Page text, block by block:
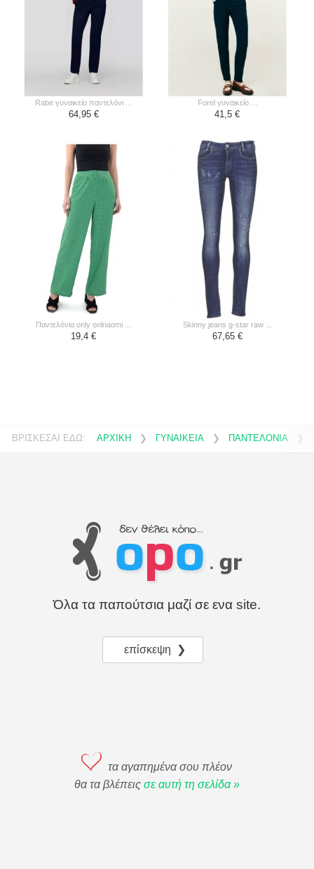
rabe γυναικείο παντελόνι ...
64,95 €
forel γυναικείο ...
41,5 €
παντελόνια only onlnaomi ...
19,4 €
skinny jeans g-star raw ...
67,65 €
ΒΡΙΣΚΕΣΑΙ ΕΔΩ: ΑΡΧΙΚΗ ❯ ΓΥΝΑΙΚΕΙΑ ❯ ΠΑΝΤΕΛΟΝΙΑ
Όλα τα παπούτσια μαζί σε ενα site.
επίσκεψη ❯
τα αγαπημένα σου πλέον
θα τα βλέπεις σε αυτή τη σελίδα »